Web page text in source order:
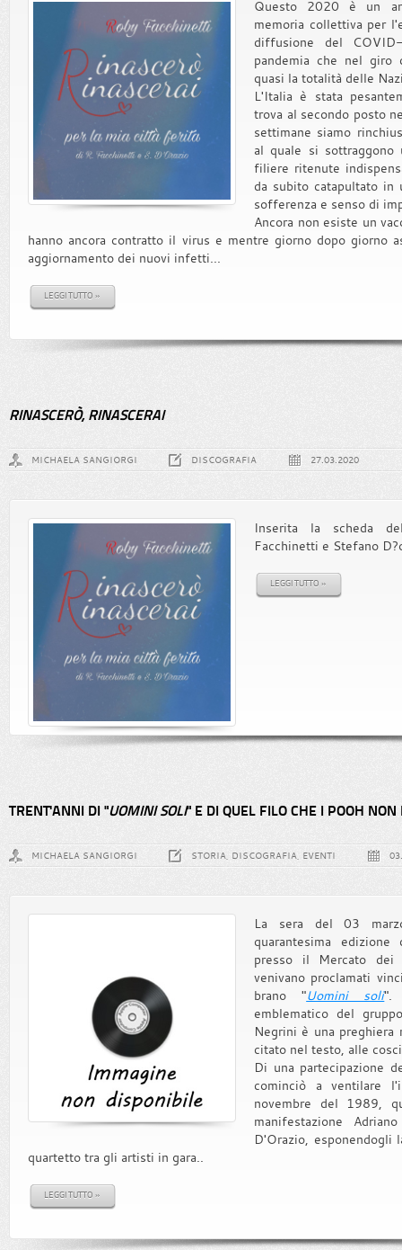
Questo 2020 è un
memoria collettiva per
diffusione del
pandemia che nel giro
quasi la totalità delle
L'Italia è stata
trova al secondo posto
settimane siamo
al quale si sottraggono
filiere ritenute
da subito catapultato in
sofferenza e senso di
Ancora non esiste un
hanno ancora contratto il virus e mentre giorno dopo giorno
aggiornamento dei nuovi infetti...
LEGGI TUTTO »
RINASCERÒ, RINASCERAI
MICHAELA SANGIORGI DISCOGRAFIA 27.03.2020
Inserita la scheda
Facchinetti e Stefano
LEGGI TUTTO »
TRENT'ANNI DI "UOMINI SOLI" E DI QUEL FILO CHE I POOH
MICHAELA SANGIORGI STORIA, DISCOGRAFIA, EVENTI
La sera del 03
quarantesima
presso il Mercato
venivano proclamati
brano "Uomini soli".
emblematico del
Negrini è una
citato nel testo, alle
Di una partecipazione
cominciò a ventilare
novembre del 1989,
manifestazione
D'Orazio, esponendogli
quartetto tra gli artisti in gara..
LEGGI TUTTO »